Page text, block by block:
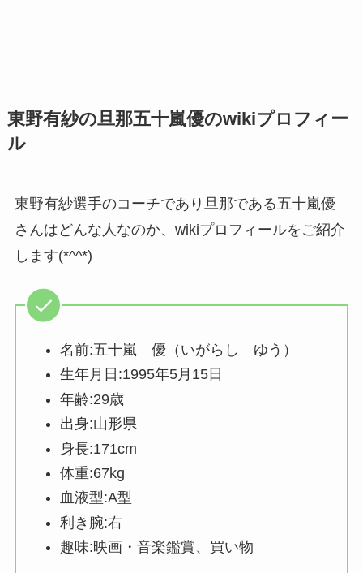
東野有紗の旦那五十嵐優のwikiプロフィー
ル
東野有紗選手のコーチであり旦那である五十嵐優
さんはどんな人なのか、wikiプロフィールをご紹介
します(*^^*)
名前:五十嵐 優（いがらし ゆう）
生年月日:1995年5月15日
年齢:29歳
出身:山形県
身長:171cm
体重:67kg
血液型:A型
利き腕:右
趣味:映画・音楽鑑賞、買い物